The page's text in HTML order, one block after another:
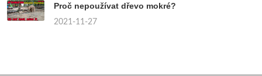
Proč nepoužívat dřevo mokré?
2021-11-27